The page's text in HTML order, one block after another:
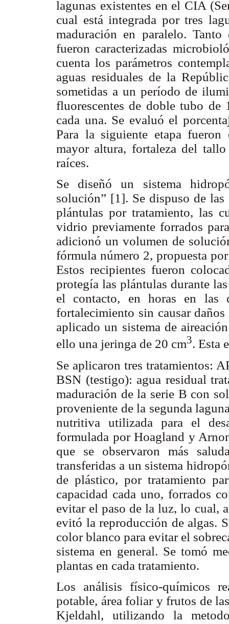
lagunas existentes en el CIA
cual está integrada por tres
maduración en paralelo.
fueron caracterizadas
cuenta los parámetros
aguas residuales de la
sometidas a un período de
fluorescentes de doble tubo
cada una. Se evaluó el
Para la siguiente etapa fueron
mayor altura, fortaleza del
raíces.
Se diseñó un sistema
solución” [1]. Se dispuso de
plántulas por tratamiento, las
vidrio previamente forrados
adicionó un volumen de
fórmula número 2, propuesta
Estos recipientes fueron
protegía las plántulas durante
el contacto, en horas en las
fortalecimiento sin causar
aplicado un sistema de
ello una jeringa de 20 cm3. Esta
Se aplicaron tres tratamientos:
BSN (testigo): agua residual
maduración de la serie B con
proveniente de la segunda
nutritiva utilizada para el
formulada por Hoagland y
que se observaron más
transferidas a un sistema
de plástico, por tratamiento
capacidad cada uno, forrados
evitar el paso de la luz, lo cual,
evitó la reproducción de algas.
color blanco para evitar el
sistema en general. Se tomó
plantas en cada tratamiento.
Los análisis físico-químicos
potable, área foliar y frutos de
Kjeldahl, utilizando la